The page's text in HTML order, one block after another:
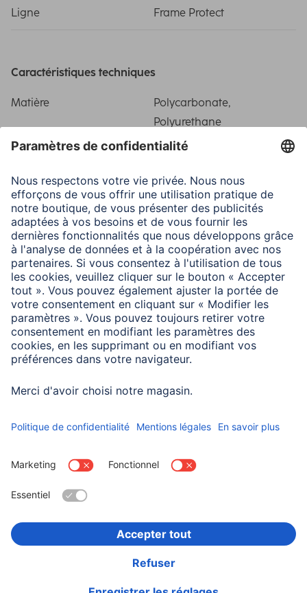
Ligne Frame Protect
Caractéristiques techniques
Matière
Polycarbonate,
Polyurethane
Termoplastique (PUT)
Particularité
Precise recess/Related
side buttons
Domaines d'utilisations
Compatibilité Smartphone
Smartphone
Samsung Galaxy A17/A17
5G
Informations institutionnelles
Confidentialité et Securité
Déclaration d'accessibilité
Rappels récents